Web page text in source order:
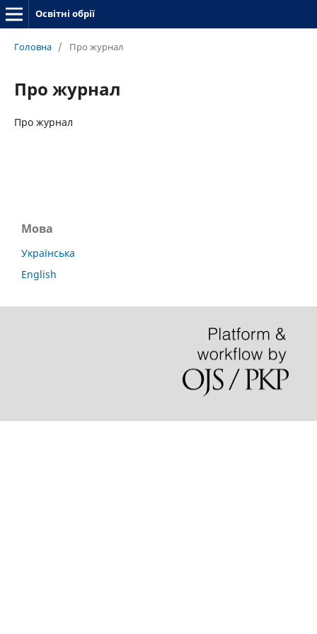
Освітні обрії
Головна / Про журнал
Про журнал
Про журнал
Мова
Українська
English